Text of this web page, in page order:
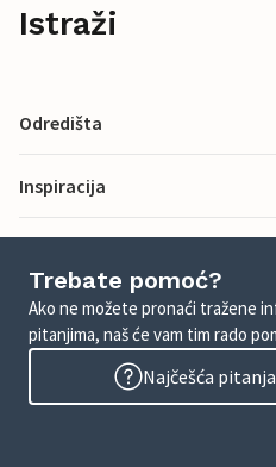
Istraži
Odredišta
Inspiracija
Trebate pomoć?
Ako ne možete pronaći tražene
pitanjima, naš će vam tim rado
Najčešća